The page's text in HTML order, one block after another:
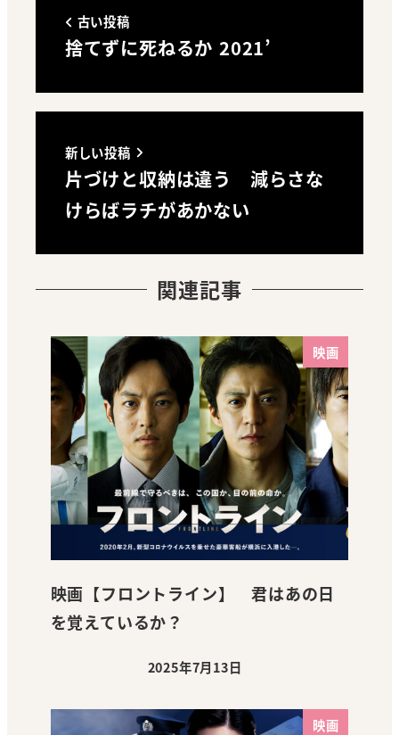
古い投稿
捨てずに死ねるか 2021’
新しい投稿
片づけと収納は違う 減らさな
けらばラチがあかない
関連記事
映画
映画【フロントライン】 君はあの日
を覚えているか？
投稿日
2025年7月13日
映画